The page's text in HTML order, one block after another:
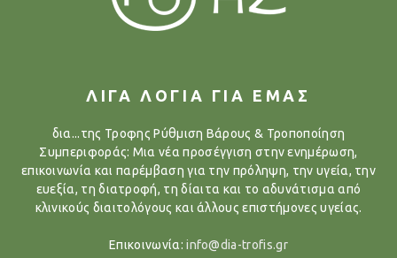
ΛΙΓΑ ΛΟΓΙΑ ΓΙΑ ΕΜΑΣ
δια...της Τροφης Ρύθμιση Βάρους & Τροποποίηση
Συμπεριφοράς: Μια νέα προσέγγιση στην ενημέρωση,
επικοινωνία και παρέμβαση για την πρόληψη, την υγεία, την
ευεξία, τη διατροφή, τη δίαιτα και το αδυνάτισμα από
κλινικούς διαιτολόγους και άλλους επιστήμονες υγείας.
Επικοινωνία:info@dia-trofis.gr